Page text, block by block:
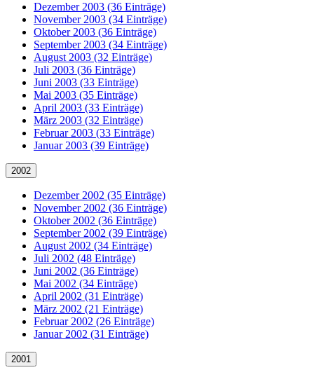
Dezember 2003 (36 Einträge)
November 2003 (34 Einträge)
Oktober 2003 (36 Einträge)
September 2003 (34 Einträge)
August 2003 (32 Einträge)
Juli 2003 (36 Einträge)
Juni 2003 (33 Einträge)
Mai 2003 (35 Einträge)
April 2003 (33 Einträge)
März 2003 (32 Einträge)
Februar 2003 (33 Einträge)
Januar 2003 (39 Einträge)
2002
Dezember 2002 (35 Einträge)
November 2002 (36 Einträge)
Oktober 2002 (36 Einträge)
September 2002 (39 Einträge)
August 2002 (34 Einträge)
Juli 2002 (48 Einträge)
Juni 2002 (36 Einträge)
Mai 2002 (34 Einträge)
April 2002 (31 Einträge)
März 2002 (21 Einträge)
Februar 2002 (26 Einträge)
Januar 2002 (31 Einträge)
2001